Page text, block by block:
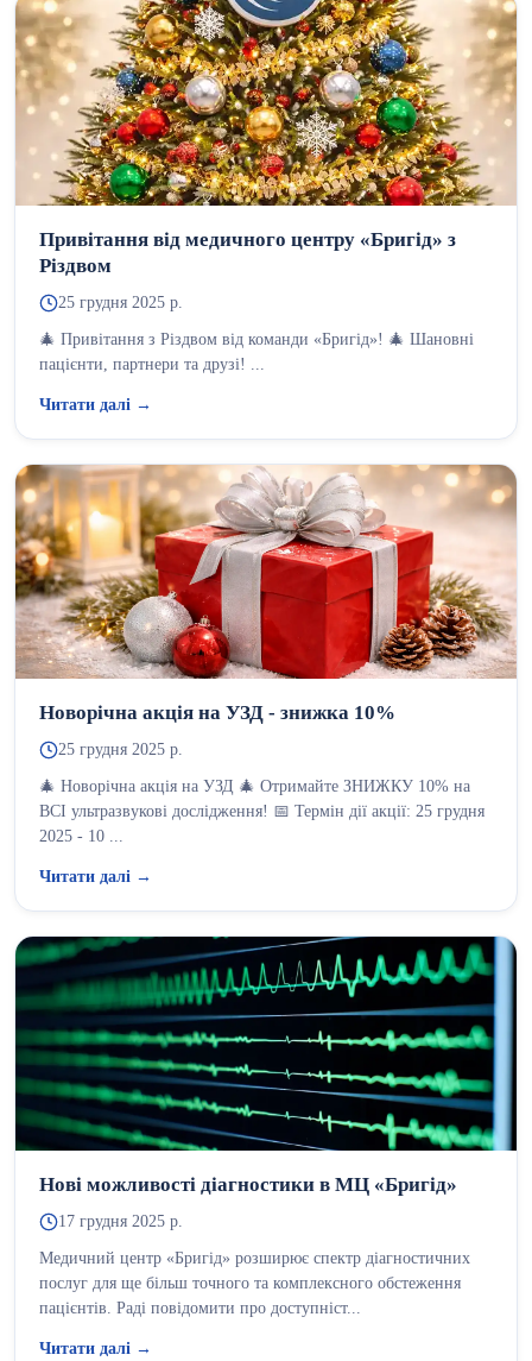
Привітання від медичного центру «Бригід» з
Різдвом
25 грудня 2025 р.
🎄 Привітання з Різдвом від команди «Бригід»! 🎄 Шановні
пацієнти, партнери та друзі! ...
Читати далі →
Новорічна акція на УЗД - знижка 10%
25 грудня 2025 р.
🎄 Новорічна акція на УЗД 🎄 Отримайте ЗНИЖКУ 10% на
ВСІ ультразвукові дослідження! 📅 Термін дії акції: 25 грудня
2025 - 10 ...
Читати далі →
Нові можливості діагностики в МЦ «Бригід»
17 грудня 2025 р.
Медичний центр «Бригід» розширює спектр діагностичних
послуг для ще більш точного та комплексного обстеження
пацієнтів. Раді повідомити про доступніст...
Читати далі →